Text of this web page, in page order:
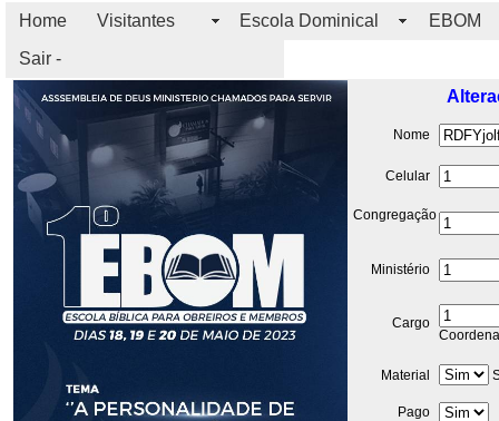
Home Visitantes Escola Dominical
EBOM
Sair -
Nome
Celular
Congregação
Ministério
Cargo
Material
Pago